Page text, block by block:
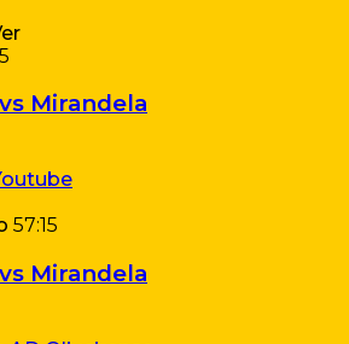
Mirandela
57:15
Mirandela